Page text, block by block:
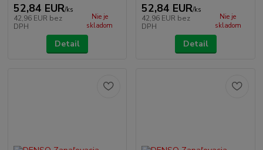
52,84 EUR/ks
42,96 EUR bez
DPH
Nie je
skladom
Detail
52,84 EUR/ks
42,96 EUR bez
DPH
Nie je
skladom
Detail